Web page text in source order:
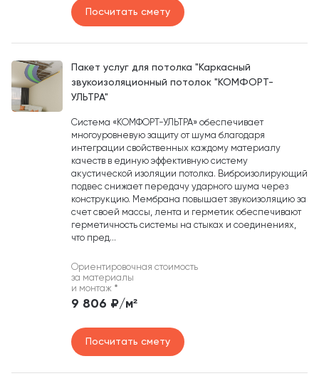
Посчитать смету
Пакет услуг для потолка "Каркасный
звукоизоляционный потолок "КОМФОРТ-
УЛЬТРА"
Система «КОМФОРТ-УЛЬТРА» обеспечивает
многоуровневую защиту от шума благодаря
интеграции свойственных каждому материалу
качеств в единую эффективную систему
акустической изоляции потолка. Виброизолирующий
подвес снижает передачу ударного шума через
конструкцию. Мембрана повышает звукоизоляцию за
счет своей массы, лента и герметик обеспечивают
герметичность системы на стыках и соединениях,
что пред...
Ориентировочная стоимость
за материалы
и монтаж *
9 806 ₽/м²
Посчитать смету